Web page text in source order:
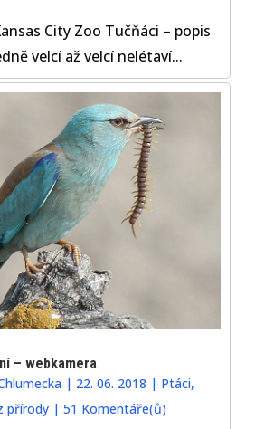
City Zoo Tučňáci – popis
velcí až velcí nelétaví...
– webkamera
| 22. 06. 2018 | Ptáci,
přírody |51 Komentáře(ů)